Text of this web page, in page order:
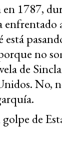
en 1787,
no
de
No,
de